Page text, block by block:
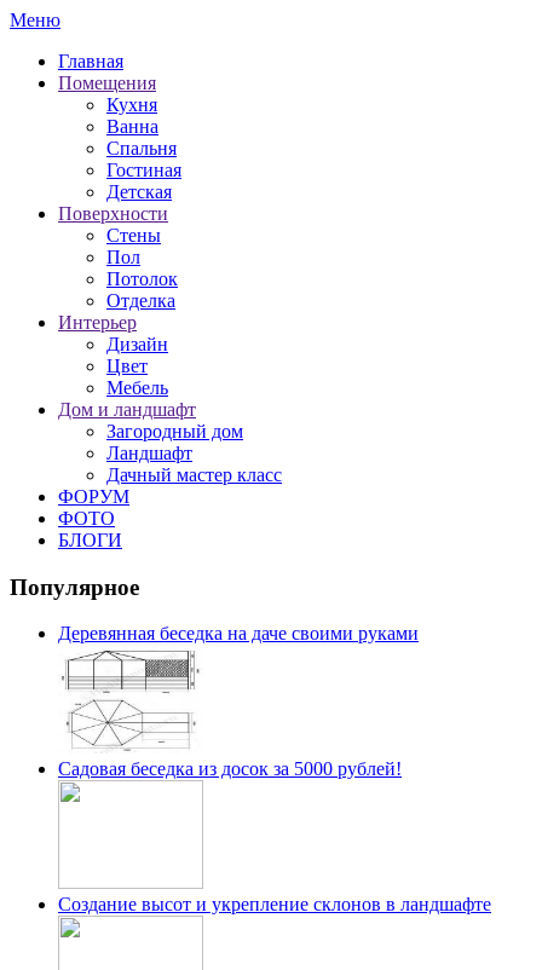
Меню
Главная
Помещения
Кухня
Ванна
Спальня
Гостиная
Детская
Поверхности
Стены
Пол
Потолок
Отделка
Интерьер
Дизайн
Цвет
Мебель
Дом и ландшафт
Загородный дом
Ландшафт
Дачный мастер класс
ФОРУМ
ФОТО
БЛОГИ
Популярное
Деревянная беседка на даче своими руками
Садовая беседка из досок за 5000 рублей!
Создание высот и укрепление склонов в ландшафте